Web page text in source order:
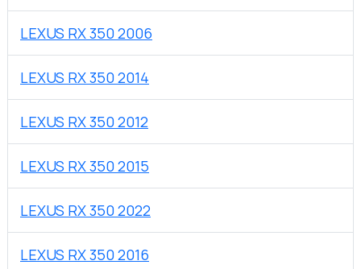
LEXUS RX 350 2006
LEXUS RX 350 2014
LEXUS RX 350 2012
LEXUS RX 350 2015
LEXUS RX 350 2022
LEXUS RX 350 2016